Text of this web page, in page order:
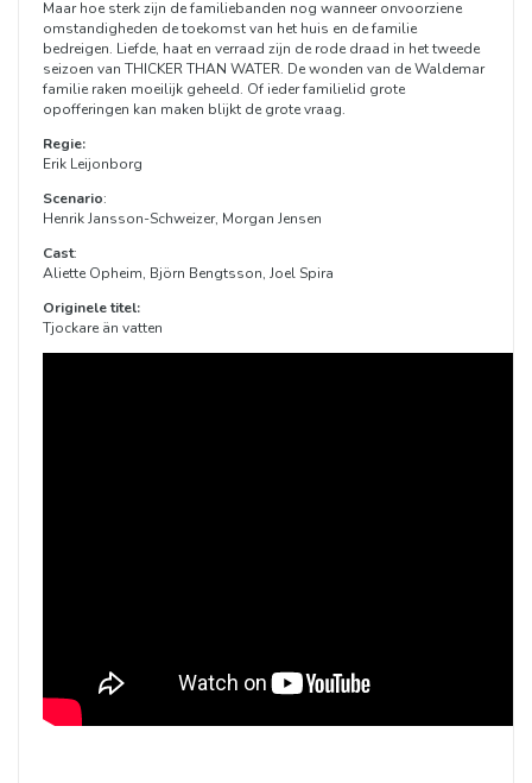
Maar hoe sterk zijn de familiebanden nog wanneer onvoorziene
omstandigheden de toekomst van het huis en de familie
bedreigen. Liefde, haat en verraad zijn de rode draad in het tweede
seizoen van THICKER THAN WATER. De wonden van de Waldemar
familie raken moeilijk geheeld. Of ieder familielid grote
opofferingen kan maken blijkt de grote vraag.
Regie:
Erik Leijonborg
Scenario:
Henrik Jansson-Schweizer, Morgan Jensen
Cast:
Aliette Opheim, Björn Bengtsson, Joel Spira
Originele titel:
Tjockare än vatten